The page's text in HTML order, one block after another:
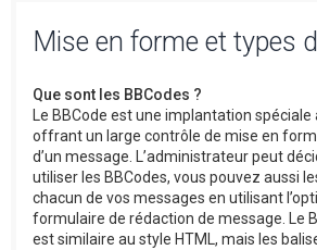
Mise en forme et types
Que sont les BBCodes ?
Le BBCode est une implantation spéciale
offrant un large contrôle de mise en
d’un message. L’administrateur peut
utiliser les BBCodes, vous pouvez aussi
chacun de vos messages en utilisant
formulaire de rédaction de message. Le
est similaire au style HTML, mais les